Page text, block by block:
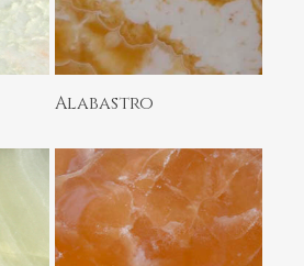
Ler Mais
Alabastro